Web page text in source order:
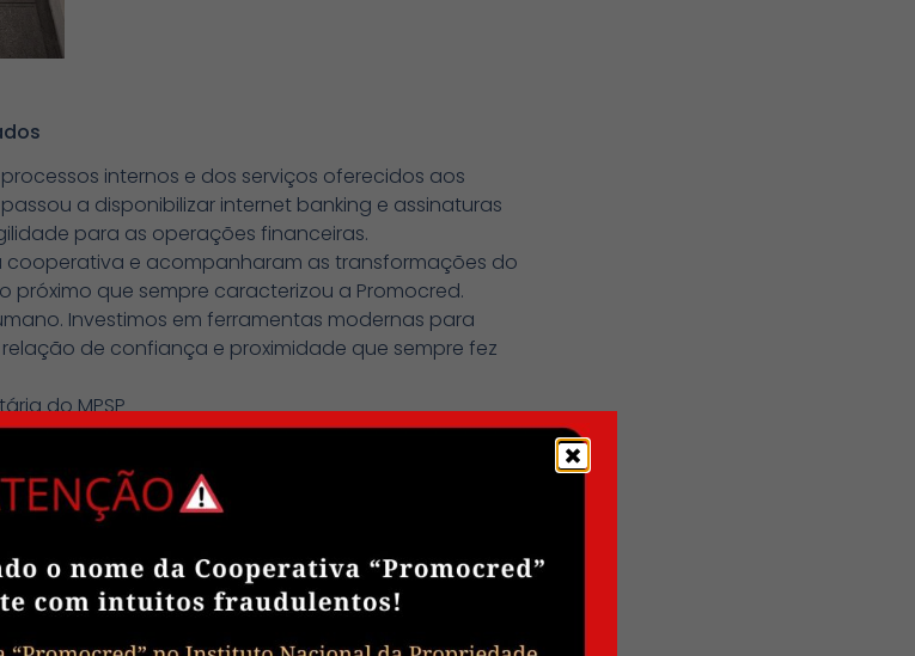
internos e dos serviços oferecidos aos
a disponibilizar internet banking e assinaturas
para as operações financeiras.
e acompanharam as transformações do
que sempre caracterizou a Promocred.
Investimos em ferramentas modernas para
de confiança e proximidade que sempre fez
do MPSP
também uma conquista histórica para a cooperativa:
se oficialmente consignatária do Ministério
e amplia as possibilidades de acesso ao
acessíveis e condições diferenciadas.
Trabalhamos durante muitos anos para alcançar
benefícios aos cooperados com segurança,